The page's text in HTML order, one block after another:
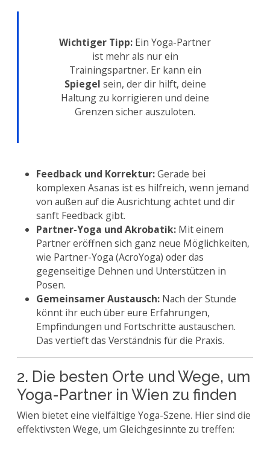
Wichtiger Tipp: Ein Yoga-Partner
ist mehr als nur ein
Trainingspartner. Er kann ein
Spiegel sein, der dir hilft, deine
Haltung zu korrigieren und deine
Grenzen sicher auszuloten.
Feedback und Korrektur:Gerade bei
komplexen Asanas ist es hilfreich, wenn jemand
von außen auf die Ausrichtung achtet und dir
sanft Feedback gibt.
Partner-Yoga und Akrobatik: Mit einem
Partner eröffnen sich ganz neue Möglichkeiten,
wie Partner-Yoga (AcroYoga) oder das
gegenseitige Dehnen und Unterstützen in
Posen.
Gemeinsamer Austausch: Nach der Stunde
könnt ihr euch über eure Erfahrungen,
Empfindungen und Fortschritte austauschen.
Das vertieft das Verständnis für die Praxis.
2. Die besten Orte und Wege, um
Yoga-Partner in Wien zu finden
Wien bietet eine vielfältige Yoga-Szene. Hier sind die
effektivsten Wege, um Gleichgesinnte zu treffen: